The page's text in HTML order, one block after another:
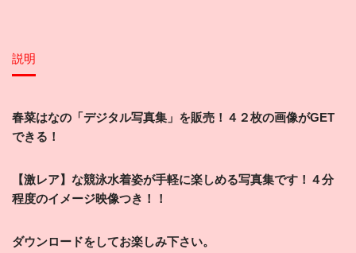
説明
春菜はなの「デジタル写真集」 を販売！４２枚の画像がGET
できる！
【激レア】な競泳水着姿が手軽に楽しめる写真集です！４分
程度のイメージ映像つき！！
ダウンロードをしてお楽しみ下さい。